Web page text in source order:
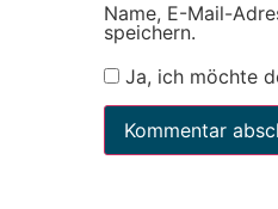
Name, E-Mail-
speichern.
Ja, ich möchte